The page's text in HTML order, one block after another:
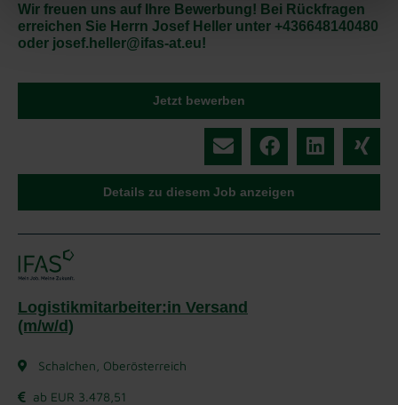
Wir freuen uns auf Ihre Bewerbung! Bei Rückfragen
erreichen Sie Herrn Josef Heller unter +436648140480
oder josef.heller@ifas-at.eu!
Jetzt bewerben
Details zu diesem Job anzeigen
Logistikmitarbeiter:in Versand
(m/w/d)
Schalchen, Oberösterreich
ab EUR 3.478,51